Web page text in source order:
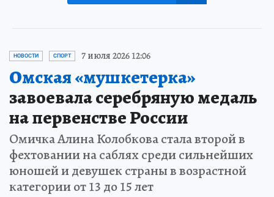
НОВОСТИ СПОРТ 7 июля 2026 12:06
Омская «мушкетерка»
завоевала серебряную медаль
на первенстве России
Омичка Алина Колобкова стала второй в
фехтовании на саблях среди сильнейших
юношей и девушек страны в возрастной
категории от 13 до 15 лет